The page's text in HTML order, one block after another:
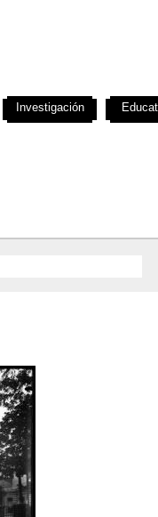
Investigación